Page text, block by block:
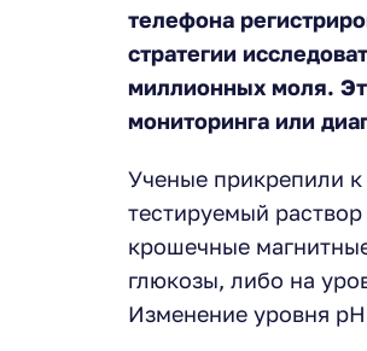
телефона
стратегии
миллионных моля.
мониторинга или
Ученые прикрепили
тестируемый
крошечные
глюкозы, либо на
Изменение уровня